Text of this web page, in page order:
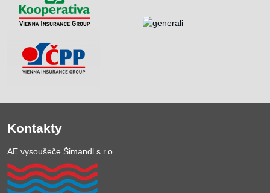
Kontakty
AE vysoušeče Šimandl s.r.o